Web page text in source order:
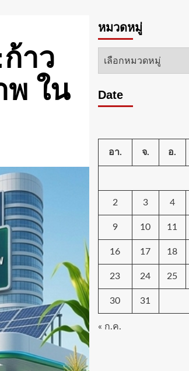
าว
ใน
หมวดหมู่
หมวด
Date
อา. จ. อ.
2 3 4
9 10 11
16 17 18
23 24 25
30 31
« ก.ค.